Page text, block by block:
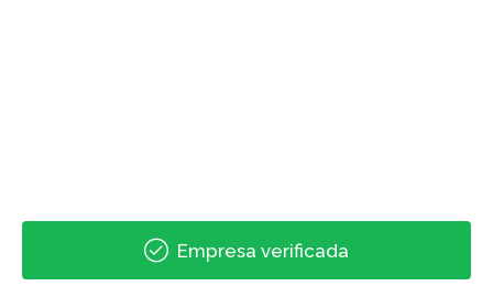
Empresa verificada